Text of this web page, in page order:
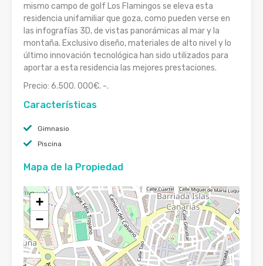
mismo campo de golf Los Flamingos se eleva esta
residencia unifamiliar que goza, como pueden verse en
las infografías 3D, de vistas panorámicas al mar y la
montaña. Exclusivo diseño, materiales de alto nivel y lo
último innovación tecnológica han sido utilizados para
aportar a esta residencia las mejores prestaciones.
Precio: 6.500. 000€. -.
Características
Gimnasio
Piscina
Mapa de la Propiedad
+
−